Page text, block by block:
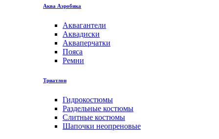
Аква Аэробика
Аквагантели
Аквадиски
Акваперчатки
Пояса
Ремни
Триатлон
Гидрокостюмы
Раздельные костюмы
Слитные костюмы
Шапочки неопреновые